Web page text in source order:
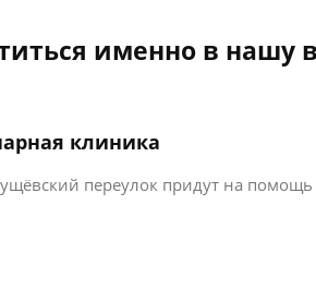
именно в нашу
клиника
переулок придут на